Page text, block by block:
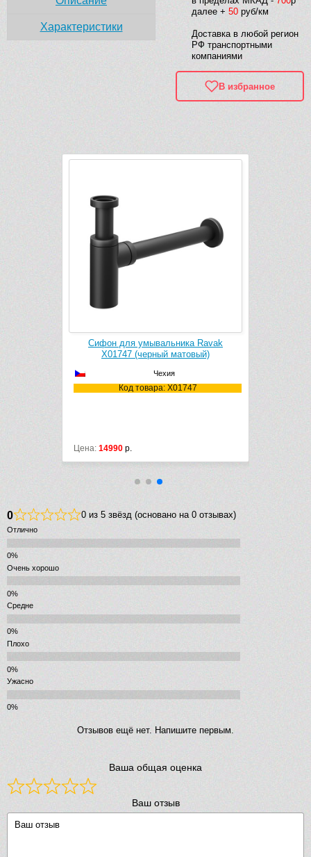
далее + 50 руб/км
Доставка в любой регион
РФ транспортными
компаниями
В избранное
Характеристики
Сифон для умывальника Ravak
X01747 (черный матовый)
Чехия
Код товара: X01747
Цена: 14990 р.
0 0 из 5 звёзд (основано на 0 отзывах)
Отлично
Очень хорошо
Средне
Плохо
Ужасно
Отзывов ещё нет. Напишите первым.
Ваша общая оценка
Ваш отзыв